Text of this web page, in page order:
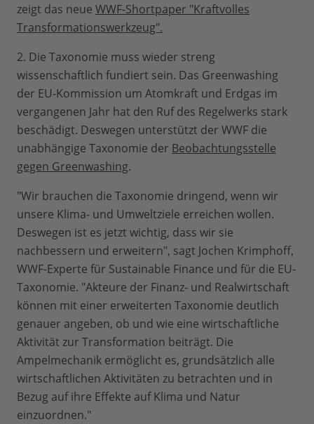
zeigt das neue WWF-Shortpaper "Kraftvolles
Transformationswerkzeug".
2. Die Taxonomie muss wieder streng
wissenschaftlich fundiert sein. Das Greenwashing
der EU-Kommission um Atomkraft und Erdgas im
vergangenen Jahr hat den Ruf des Regelwerks stark
beschädigt. Deswegen unterstützt der WWF die
unabhängige Taxonomie der Beobachtungsstelle
gegen Greenwashing.
"Wir brauchen die Taxonomie dringend, wenn wir
unsere Klima- und Umweltziele erreichen wollen.
Deswegen ist es jetzt wichtig, dass wir sie
nachbessern und erweitern", sagt Jochen Krimphoff,
WWF-Experte für Sustainable Finance und für die EU-
Taxonomie. "Akteure der Finanz- und Realwirtschaft
können mit einer erweiterten Taxonomie deutlich
genauer angeben, ob und wie eine wirtschaftliche
Aktivität zur Transformation beiträgt. Die
Ampelmechanik ermöglicht es, grundsätzlich alle
wirtschaftlichen Aktivitäten zu betrachten und in
Bezug auf ihre Effekte auf Klima und Natur
einzuordnen."